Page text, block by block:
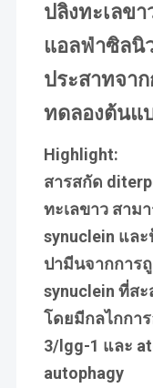
ปลิงทะเลข
แอลฟ่าซิลนิ
ประสาทจา
ทดลองต้นแ
Highlight:
สารสกัด
ทะเลขาว สาม
synuclein แล
ปามีนจากการ
synuclein ที่ส
โดยมีกลไกกา
3/lgg-1 และ
autophagy